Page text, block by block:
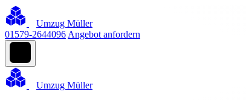
Umzug Müller
01579-2644096 Angebot anfordern
Umzug Müller